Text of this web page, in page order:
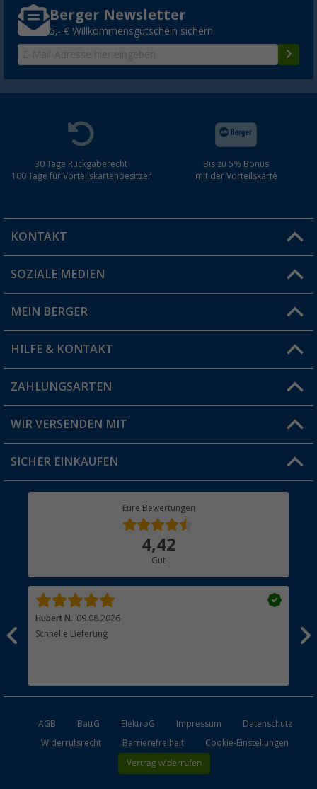
Berger Newsletter
5,- € Willkommensgutschein sichern
30 Tage Rückgaberecht
100 Tage für Vorteilskartenbesitzer
Bis zu 5% Bonus
mit der Vorteilskarte
KONTAKT
Du hast eine Frage?
Filiale finden
SOZIALE MEDIEN
MEIN BERGER
Vorteilskarte
Blog
Jobs & Karriere
HILFE & KONTAKT
FAQ & Kontakt
Versandinformationen
Rücksendung
ZAHLUNGSARTEN
WIR VERSENDEN MIT
SICHER EINKAUFEN
Eure Bewertungen
4,42
Gut
Hubert N. 09.08.2026
Schnelle Lieferung
AGB BattG ElektroG Impressum
Datenschutz
Widerrufsrecht
Barrierefreiheit Cookie-Einstellungen
Vertrag widerrufen